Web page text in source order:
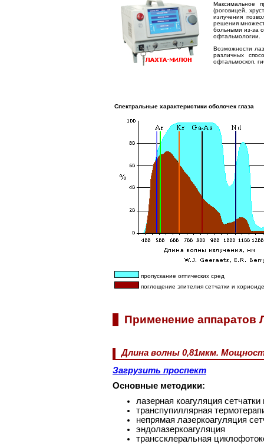
Максимальное
(роговицей,
излучения
решения
больными из-за
офтальмологии.
Возможности
различных
офтальмоскоп,
Спектральные характеристики оболочек глаза
пропускание оптических сред
поглощение эпителия сетчатки и
Применение
Длина волны 0,81мкм.
Загрузить проспект
Основные методики:
лазерная коагуляция
транспупиллярная
непрямая лазеркоагуляция
эндолазеркоагуляция
транссклеральная